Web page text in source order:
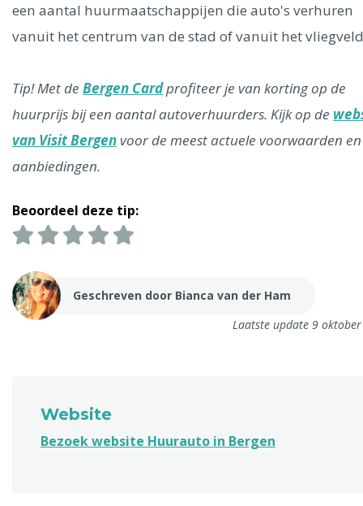
Alles bekijken
een aantal huurmaatschappijen die auto's verhuren
vanuit het centrum van de stad of vanuit het
Tip! Met de Bergen Cardprofiteer je van korting op de
huurprijs bij een aantal autoverhuurders. Kijk op de
van Visit Bergen voor de meest actuele voorwaarden en
aanbiedingen.
Beoordeel deze tip:
Geschreven door Bianca van der Ham
Laatste update 9
Website
Bezoek website Huurauto in Bergen